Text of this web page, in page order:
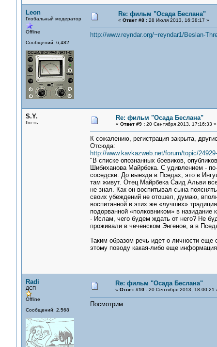
Leon
Глобальный модератор
Offline
Сообщений: 6,482
Re: фильм "Осада Беслана"
« Ответ #8 :28 Июля 2013, 16:38:17 »
http://www.reyndar.org/~reyndar1/Beslan-
S.Y.
Гость
Re: фильм "Осада Беслана"
« Ответ #9 :20 Сентября 2013, 17:16:33 »
К сожалению, регистрация закрыта,
Отсюда:
http://www.kavkazweb.net/forum/topic/
"В списке опознанных боевиков,
Шибиханова Майрбека. С удивлением -
соседски. До выезда в Пседах, это в
там живут. Отец Майрбека Саид Альви
не знал. Как он воспитывал сына
своих убеждений не отошел, думаю,
воспитанной в этих же «лучших»
подорванной «полковником» в
- Ислам, чего будем ждать от него? Не
проживали в чеченском Энгеное, а в
Таким образом речь идет о личности еще
этому поводу какая-либо еще
Radi
ДСП
Offline
Сообщений: 2,568
Re: фильм "Осада Беслана"
« Ответ #10 :20 Сентября 2013, 18:00:21
Посмотрим...